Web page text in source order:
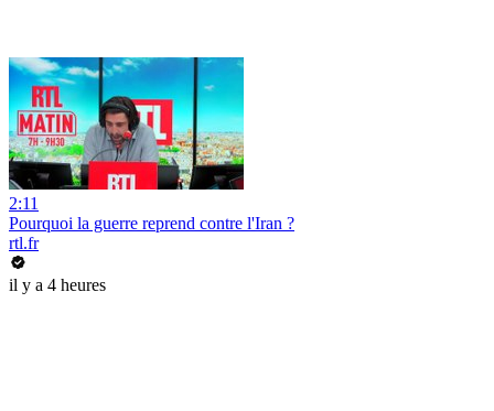
2:11
Pourquoi la guerre reprend contre l'Iran ?
rtl.fr
il y a 4 heures